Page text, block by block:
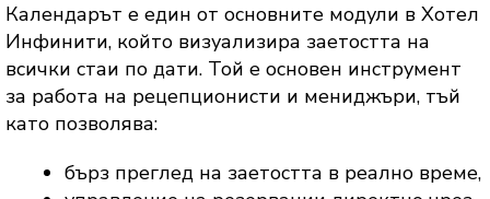
Календарът е един от основните модули в Хотел
Инфинити, който визуализира заетостта на
всички стаи по дати. Той е основен инструмент
за работа на рецепционисти и мениджъри, тъй
като позволява:
бърз преглед на заетостта в реално време,